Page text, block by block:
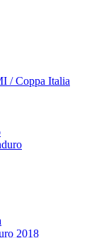
/ Coppa Italia
2018